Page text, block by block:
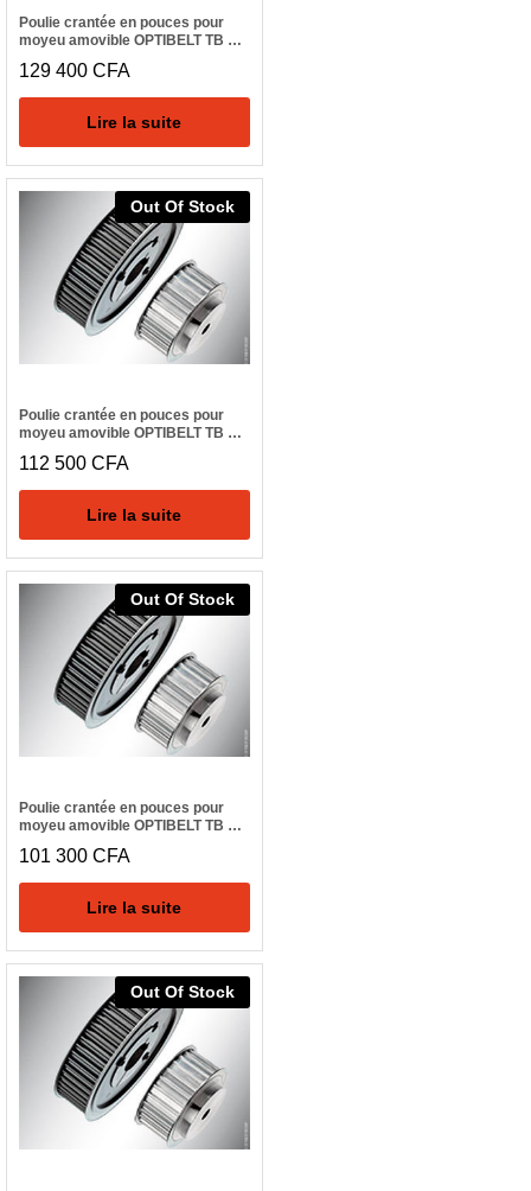
Poulie crantée en pouces pour
moyeu amovible OPTIBELT TB 30
129 400 CFA
Lire la suite
Out Of Stock
Poulie crantée en pouces pour
moyeu amovible OPTIBELT TB 28
112 500 CFA
Lire la suite
Out Of Stock
Poulie crantée en pouces pour
moyeu amovible OPTIBELT TB 27
101 300 CFA
Lire la suite
Out Of Stock